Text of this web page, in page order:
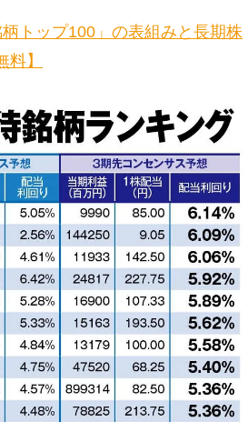
トップ100」の表組みと長期株
】